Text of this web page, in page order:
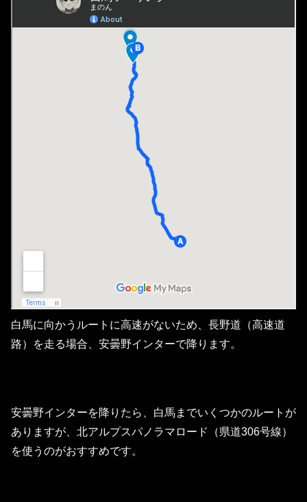
白馬に向かうルートに高速がないため、長野道（高速道
路）を走る場合、安曇野インターで降ります。
安曇野インターを降りたら、白馬までいくつかのルートが
ありますが、北アルプスパノラマロード（県道306号線）
を使うのがおすすめです。